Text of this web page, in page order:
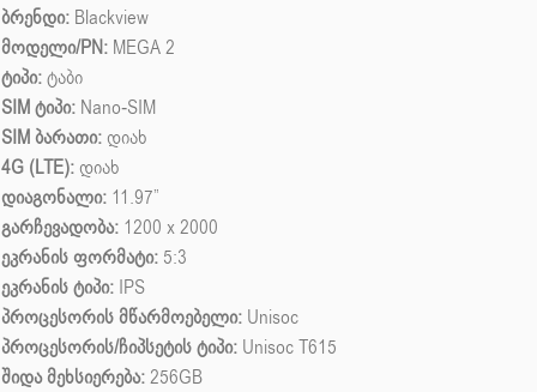
ბრენდი: Blackview
მოდელი/PN: MEGA 2
ტიპი:ტაბი
SIM ტიპი: Nano-SIM
SIM ბარათი: დიახ
4G (LTE): დიახ
დიაგონალი: 11.97”
გარჩევადობა: 1200 x 2000
ეკრანის ფორმატი: 5:3
ეკრანის ტიპი: IPS
პროცესორის მწარმოებელი: Unisoc
პროცესორის/ჩიპსეტის ტიპი: Unisoc T615
შიდა მეხსიერება:256GB